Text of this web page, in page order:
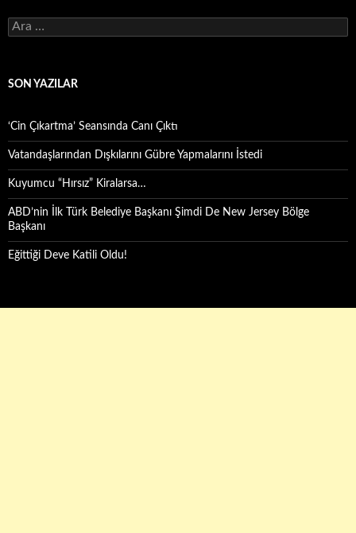
Arama:
SON YAZILAR
‘Cin Çıkartma’ Seansında Canı Çıktı
Vatandaşlarından Dışkılarını Gübre Yapmalarını İstedi
Kuyumcu “Hırsız” Kiralarsa…
ABD’nin İlk Türk Belediye Başkanı Şimdi De New Jersey Bölge
Başkanı
Eğittiği Deve Katili Oldu!